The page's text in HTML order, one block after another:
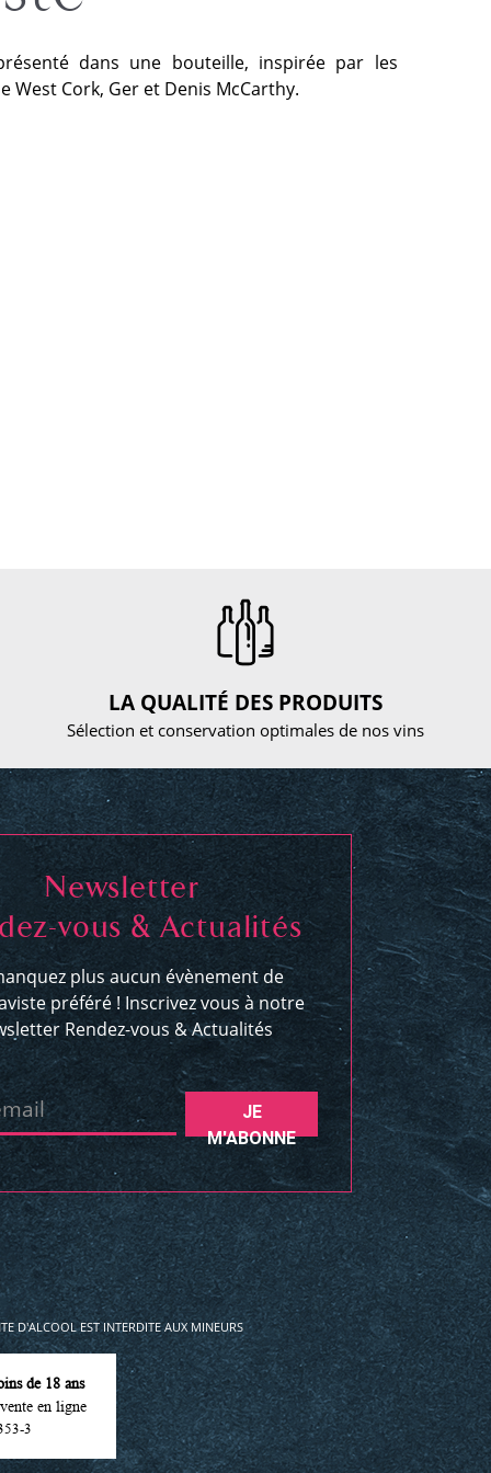
dans une bouteille, inspirée par les
Cork, Ger et Denis McCarthy.
LA QUALITÉ DES PRODUITS
Sélection et conservation optimales de nos vins
Newsletter
vous & Actualités
plus aucun évènement de
préféré ! Inscrivez vous à notre
Rendez-vous & Actualités
JE
M'ABONNE
D'ALCOOL EST INTERDITE AUX MINEURS
de 18 ans
en ligne
3